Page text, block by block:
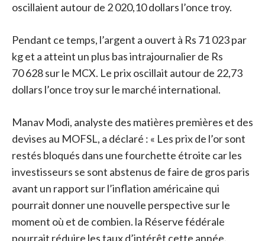
oscillaient autour de 2 020,10 dollars l’once troy.
Pendant ce temps, l’argent a ouvert à Rs 71 023 par
kg et a atteint un plus bas intrajournalier de Rs
70 628 sur le MCX. Le prix oscillait autour de 22,73
dollars l’once troy sur le marché international.
Manav Modi, analyste des matières premières et des
devises au MOFSL, a déclaré : « Les prix de l’or sont
restés bloqués dans une fourchette étroite car les
investisseurs se sont abstenus de faire de gros paris
avant un rapport sur l’inflation américaine qui
pourrait donner une nouvelle perspective sur le
moment où et de combien. la Réserve fédérale
pourrait réduire les taux d’intérêt cette année.